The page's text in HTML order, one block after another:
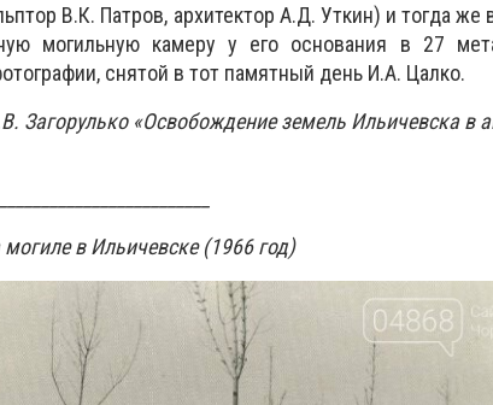
В.К. Патров, архитектор А.Д. Уткин) и тогда же
могильную камеру у его основания в 27
снятой в тот памятный день И.А. Цалко.
Загорулько «Освобождение земель Ильичевска в
в Ильичевске (1966 год)